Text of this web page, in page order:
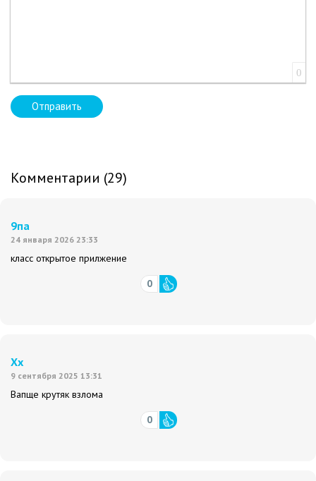
0
Отправить
Комментарии (29)
9па
24 января 2026 23:33
класс открытое прилжение
0
Хх
9 сентября 2025 13:31
Вапще крутяк взлома
0